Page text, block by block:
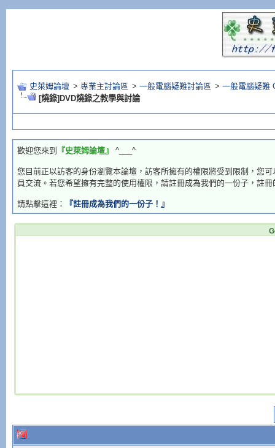
史萊姆論壇 > 專業主討論區 > 一般電腦疑難討論區 > 一般電腦疑難
[燒錄]DVD燒錄之教學與討論
歡迎您來到 『史萊姆論壇』 ^___^
您目前正以訪客的身份瀏覽本論壇，訪客所擁有的權限將受到限制，您
員交流。若您希望擁有完整的使用權限，請註冊成為我們的一份子，註
請點擊這裡： 『註冊成為我們的一份子！』